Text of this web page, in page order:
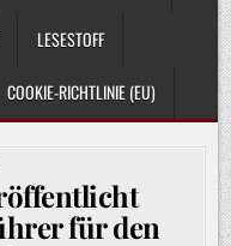
LESESTOFF
COOKIE-RICHTLINIE (EU)
für den